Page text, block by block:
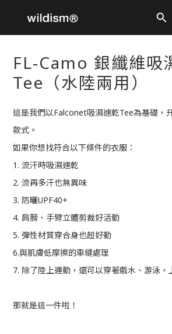
FL-Camo 銀纖維吸
Tee（水陸兩用）
這是我們以Falconet吸濕速乾Tee為基礎，
款式。
如果你想找符合以下條件的衣服：
1. 流汗時吸濕速乾
2. 流再多汗也無異味
3. 防曬UPF40+
4. 肩膀、手臂立體剪裁好活動
5. 彈性材質穿合身也超好動
6.與肌膚低摩擦的車縫處理
7. 除了陸上運動，還可以穿著戲水、游泳，
那就是這一件啦！